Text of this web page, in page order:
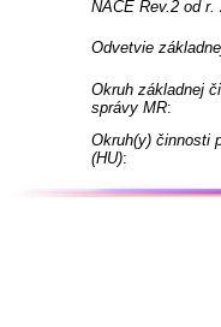
NACE Rev.2 od r.
Odvetvie
Okruh základnej
správy MR:
Okruh(y) činnosti
(HU):